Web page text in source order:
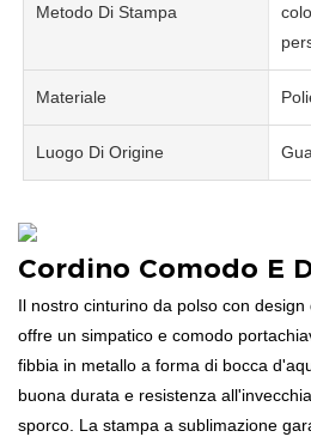
Metodo Di Stampa
Materiale
Luogo Di Origine
Cordino Comodo E
Il nostro cinturino da polso con
offre un simpatico e comodo
fibbia in metallo a forma di bocca
buona durata e resistenza
sporco. La stampa a sublimazione